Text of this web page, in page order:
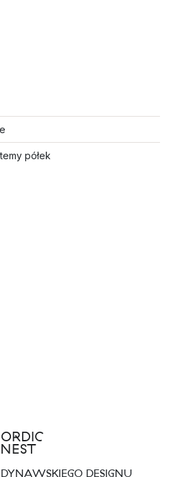
półek
DESIGNU